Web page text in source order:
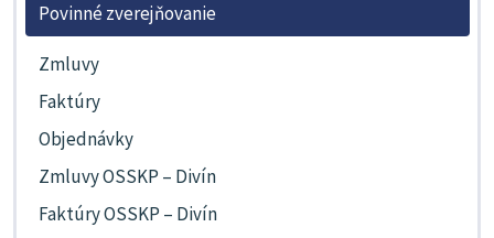
Povinné zverejňovanie
Zmluvy
Faktúry
Objednávky
Zmluvy OSSKP – Divín
Faktúry OSSKP – Divín